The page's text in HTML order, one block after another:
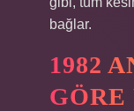
bağlar.
1982